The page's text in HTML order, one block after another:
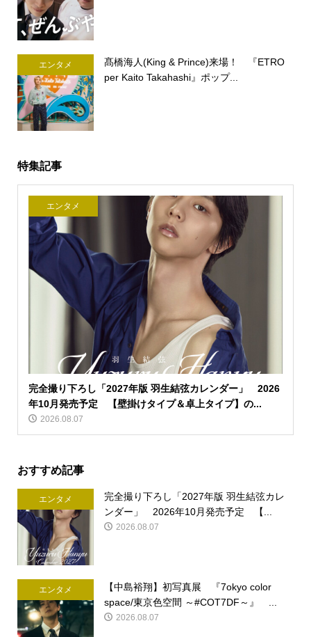
エンタメ
髙橋海人(King & Prince)来場！ 『ETRO
per Kaito Takahashi』ポップ...
特集記事
エンタメ
完全撮り下ろし「2027年版 羽生結弦カレンダー」 2026
年10月発売予定 【壁掛けタイプ＆卓上タイプ】の...
2026.08.07
おすすめ記事
エンタメ
完全撮り下ろし「2027年版 羽生結弦カレ
ンダー」 2026年10月発売予定 【...
2026.08.07
エンタメ
【中島裕翔】初写真展 『7okyo color
space/東京色空間 ～#COT7DF～』 ...
2026.08.07